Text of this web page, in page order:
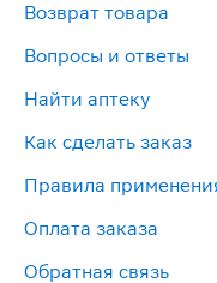
Возврат товара
Вопросы и ответы
Найти аптеку
Как сделать заказ
Правила
Оплата заказа
Обратная связь